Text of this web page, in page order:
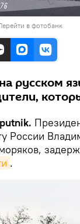
в фотобанк
русском
России
.